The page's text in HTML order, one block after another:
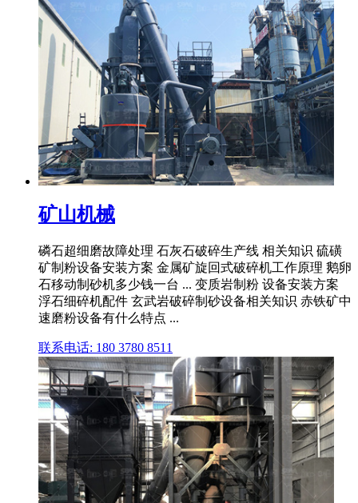
矿山机械
磷石超细磨故障处理 石灰石破碎生产线 相关知识 硫磺
矿制粉设备安装方案 金属矿旋回式破碎机工作原理 鹅卵
石移动制砂机多少钱一台 ... 变质岩制粉 设备安装方案
浮石细碎机配件 玄武岩破碎制砂设备相关知识 赤铁矿中
速磨粉设备有什么特点 ...
联系电话: 180 3780 8511